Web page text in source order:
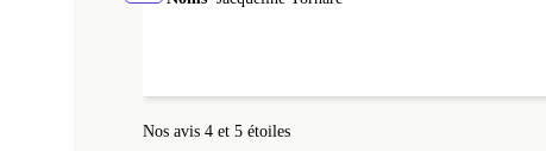
Nos avis 4 et 5 étoiles